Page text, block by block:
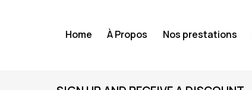
Home À Propos Nos prestations